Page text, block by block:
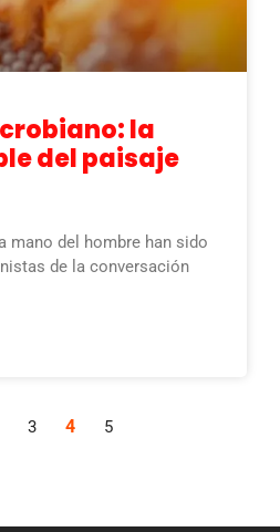
la
del paisaje
mano del hombre han sido
de la conversación
3 4 5